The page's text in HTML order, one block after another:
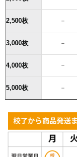
2,500枚 －
3,000枚 －
4,000枚 －
5,000枚 －